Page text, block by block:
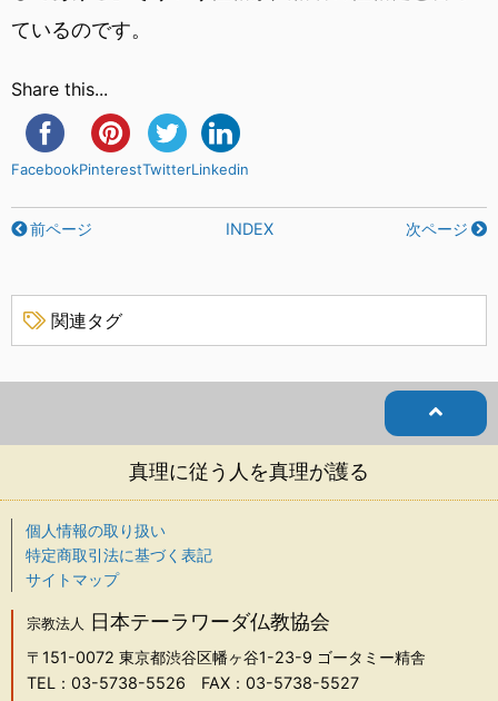
ているのです。
Share this...
FacebookPinterestTwitterLinkedin
前ページ INDEX 次ページ
関連タグ
真理に従う人を真理が護る
個人情報の取り扱い
特定商取引法に基づく表記
サイトマップ
宗教法人 日本テーラワーダ仏教協会
〒151-0072 東京都渋谷区幡ヶ谷1-23-9 ゴータミー精舎
TEL：03-5738-5526 FAX：03-5738-5527